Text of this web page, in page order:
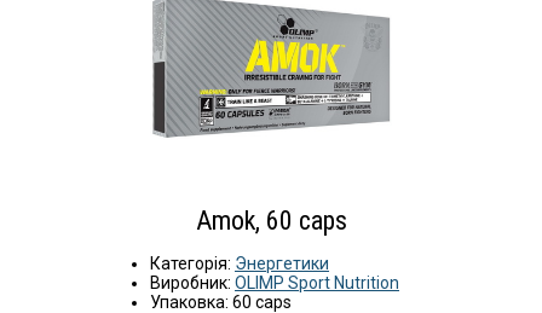
Amok, 60 caps
Категорія: Энергетики
Виробник: OLIMP Sport Nutrition
Упаковка: 60 caps